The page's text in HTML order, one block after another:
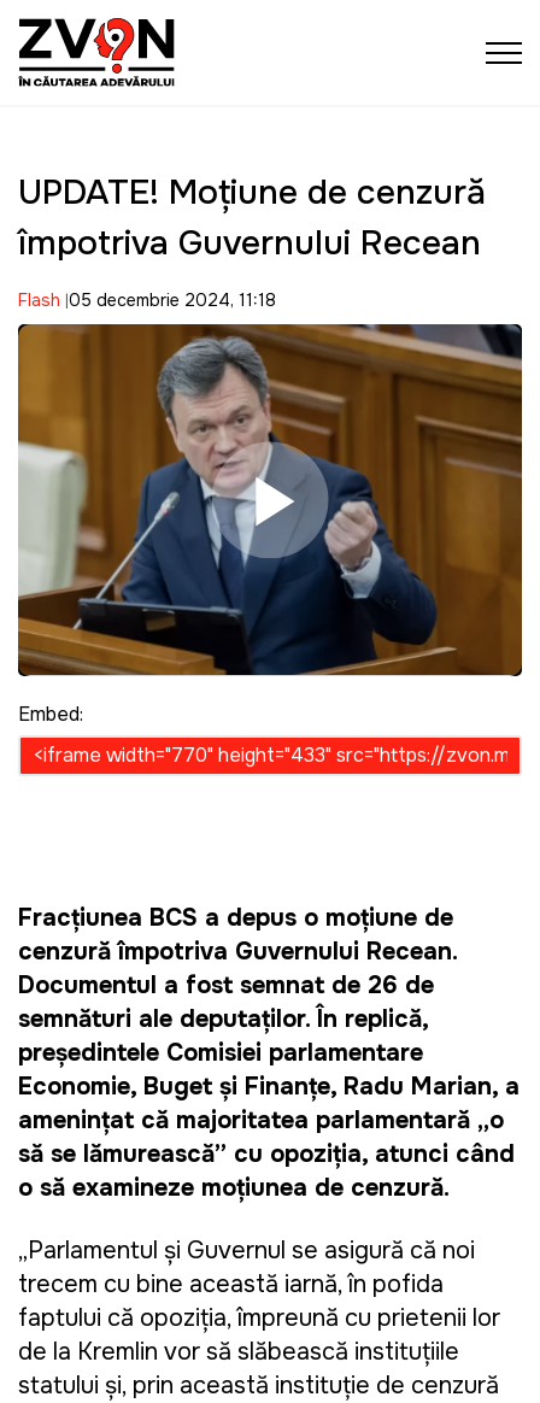
UPDATE! Moțiune de cenzură
împotriva Guvernului Recean
Flash 05 decembrie 2024, 11:18
Play Video
Embed:
Fracțiunea BCS a depus o moțiune de
cenzură împotriva Guvernului Recean.
Documentul a fost semnat de 26 de
semnături ale deputaților. În replică,
președintele Comisiei parlamentare
Economie, Buget și Finanțe, Radu Marian, a
amenințat că majoritatea parlamentară „o
să se lămurească” cu opoziția, atunci când
o să examineze moțiunea de cenzură.
„Parlamentul și Guvernul se asigură că noi
trecem cu bine această iarnă, în pofida
faptului că opoziția, împreună cu prietenii lor
de la Kremlin vor să slăbească instituțiile
statului și, prin această instituție de cenzură